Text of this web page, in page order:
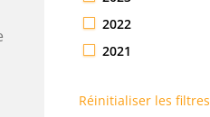
2022
2021
Réinitialiser les filtres